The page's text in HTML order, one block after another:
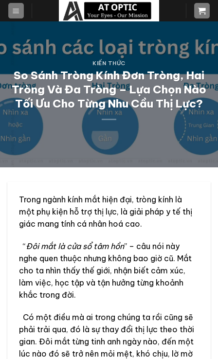
Skip
KIẾN THỨC
So Sánh Tròng Kính Đơn Tròng, Hai
Tròng Và Đa Tròng – Lựa Chọn Nào
Tối Ưu Cho Từng Nhu Cầu Thị Lực?
Trong ngành kính mắt hiện đại, tròng kính là
một phụ kiện hỗ trợ thị lực, là giải pháp y tế thị
giác mang tính cá nhân hoá cao.
“Đôi mắt là cửa sổ tâm hồn” – câu nói này
nghe quen thuộc nhưng không bao giờ cũ. Mắt
cho ta nhìn thấy thế giới, nhận biết cảm xúc,
làm việc, học tập và tận hưởng từng khoảnh
khắc trong đời.
Có một điều mà ai trong chúng ta rồi cũng sẽ
phải trải qua, đó là sự thay đổi thị lực theo thời
gian. Đôi mắt từng tinh anh ngày nào, đến một
lúc nào đó sẽ trở nên mỏi mệt, khó chịu, lờ mờ